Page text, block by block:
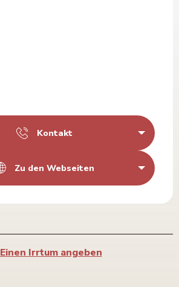
Kontakt
Zu den Webseiten
Einen Irrtum angeben